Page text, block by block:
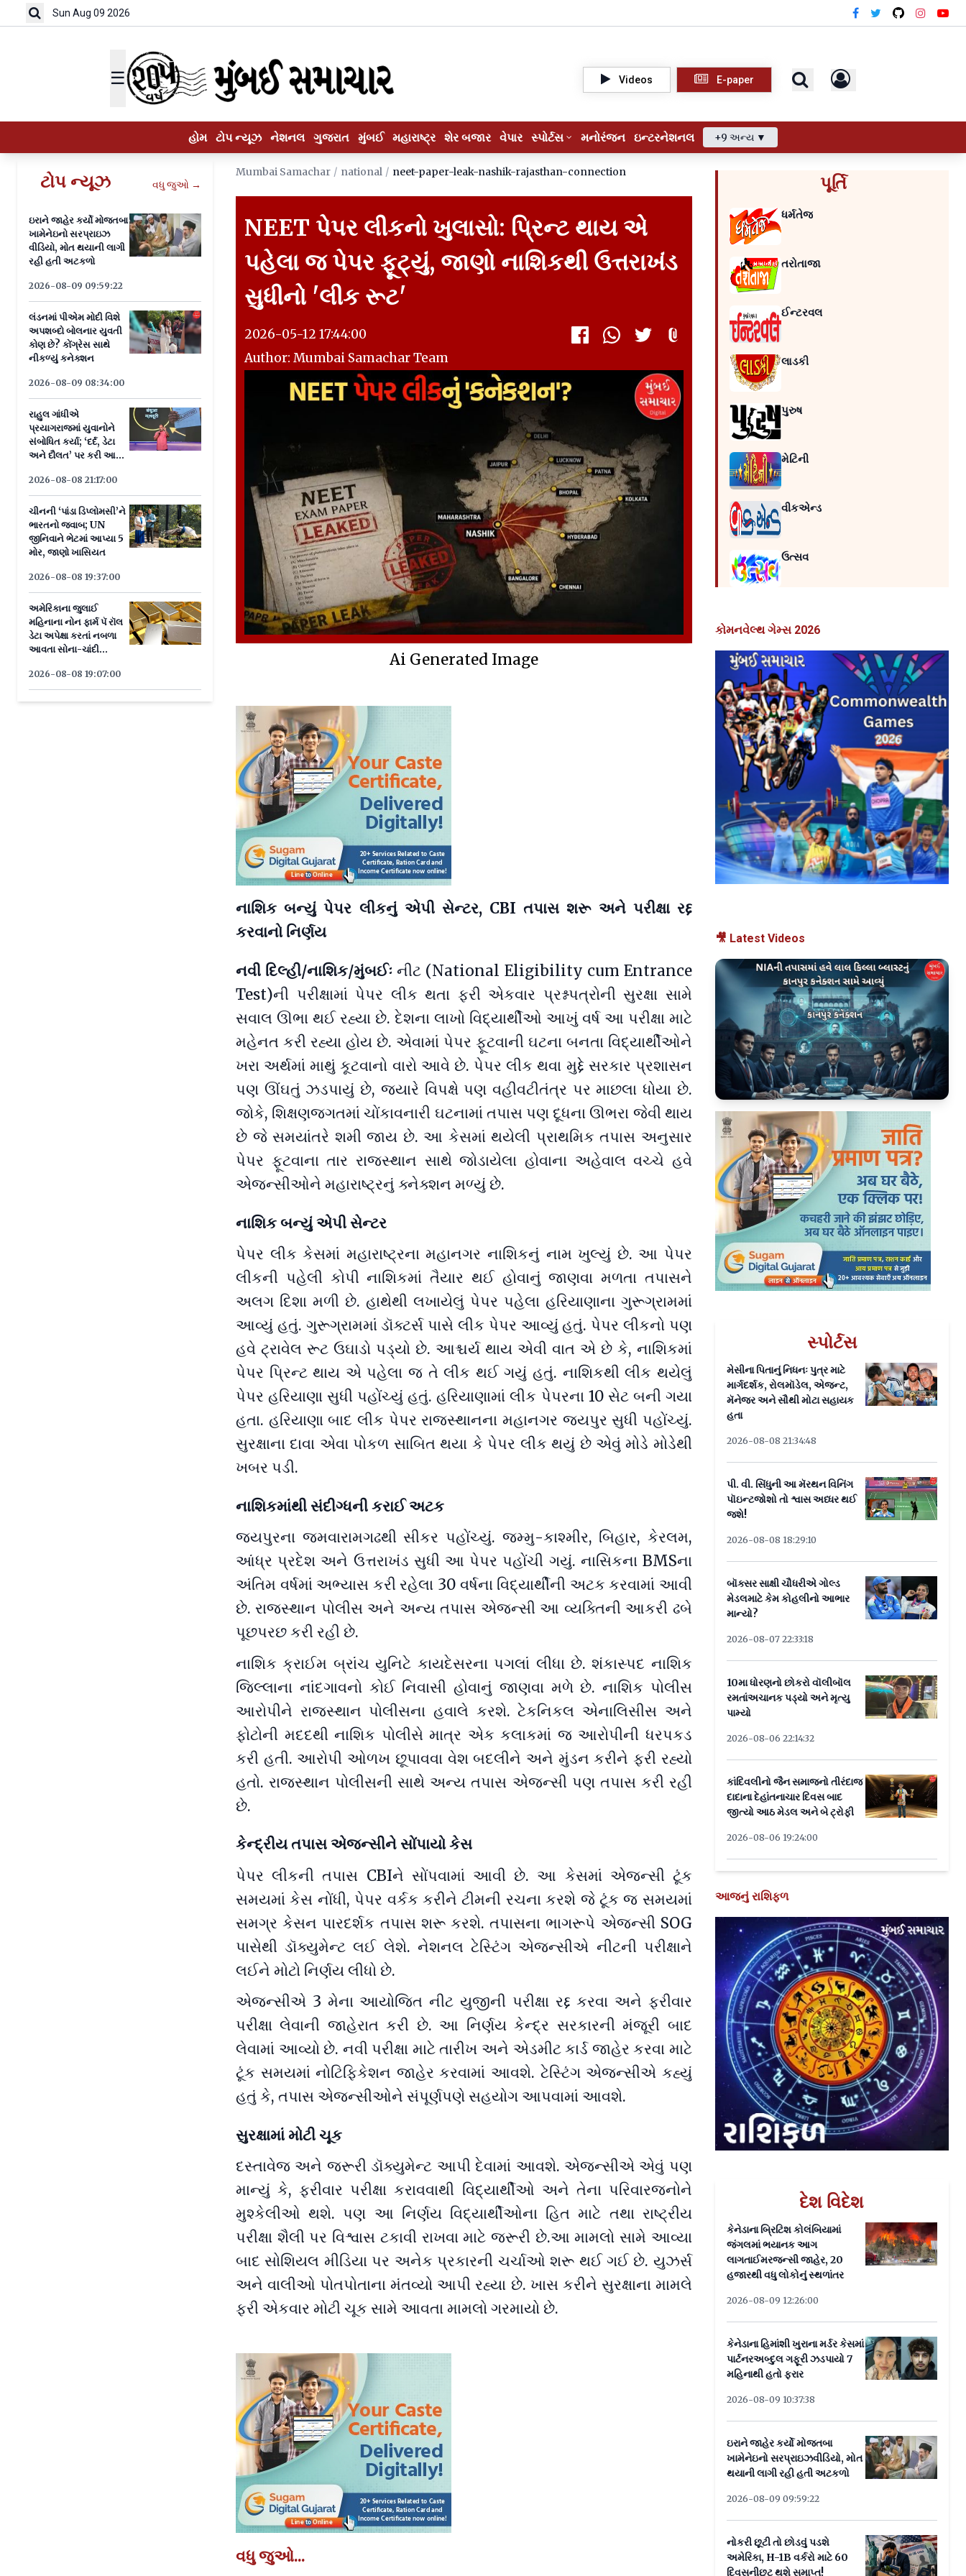
Sun Aug 09 2026
☰ Videos E-paper
હોમ ટોપ ન્યૂઝ નેશનલ ગુજરાત મુંબઈ મહારાષ્ટ્ર શેર બજાર વેપાર સ્પોર્ટસ મનોરંજન ઇન્ટરનેશનલ +9 અન્ય ▼
ટોપ ન્યૂઝ વધુ જુઓ →
ઇરાને જાહેર કર્યો મોજતબા
ખામેનેઇનો સરપ્રાઇઝ
વીડિયો, મોત થયાની લાગી
રહી હતી અટકળો
2026-08-09 09:59:22
લંડનમાં પીએમ મોદી વિશે
અપશબ્દો બોલનાર યુવતી
કોણ છે? કોંગ્રેસ સાથે
નીકળ્યું કનેક્શન
2026-08-09 08:34:00
રાહુલ ગાંધીએ
પ્રયાગરાજમાં યુવાનોને
સંબોધિત કર્યા; ‘દર્દ, ડેટા
અને દૌલત’ પર કરી આ
2026-08-08 21:17:00
ચીનની ‘પાંડા ડિપ્લોમસી’ને
ભારતનો જવાબ; UN
જીનિવાને ભેટમાં આપ્યા 5
મોર, જાણો ખાસિયત
2026-08-08 19:37:00
અમેરિકાના જુલાઈ
મહિનાના નોન ફાર્મ પૅ રૉલ
ડેટા અપેક્ષા કરતાં નબળા
આવતા સોના-ચાંદી
2026-08-08 19:07:00
Mumbai Samachar / national / neet-paper-leak-nashik-rajasthan-connection
NEET પેપર લીકનો ખુલાસો: પ્રિન્ટ થાય એ
પહેલા જ પેપર ફૂટ્યું, જાણો નાશિકથી ઉત્તરાખંડ
સુધીનો 'લીક રૂટ'
2026-05-12 17:44:00
Author: Mumbai Samachar Team
Ai Generated Image
નાશિક બન્યું પેપર લીકનું એપી સેન્ટર, CBI તપાસ શરૂ અને પરીક્ષા રદ્દ
કરવાનો નિર્ણય
નવી દિલ્હી/નાશિક/મુંબઈઃ નીટ (National Eligibility cum Entrance
Test)ની પરીક્ષામાં પેપર લીક થતા ફરી એકવાર પ્રશ્નપત્રોની સુરક્ષા સામે
સવાલ ઊભા થઈ રહ્યા છે. દેશના લાખો વિદ્યાર્થીઓ આખું વર્ષ આ પરીક્ષા માટે
મહેનત કરી રહ્યા હોય છે. એવામાં પેપર ફૂટવાની ઘટના બનતા વિદ્યાર્થીઓને
ખરા અર્થમાં માથું કૂટવાનો વારો આવે છે. પેપર લીક થવા મુદ્દે સરકાર પ્રશાસન
પણ ઊંઘતું ઝડપાયું છે, જ્યારે વિપક્ષે પણ વહીવટીતંત્ર પર માછલા ધોયા છે.
જોકે, શિક્ષણજગતમાં ચોંકાવનારી ઘટનામાં તપાસ પણ દૂધના ઊભરા જેવી થાય
છે જે સમયાંતરે શમી જાય છે. આ કેસમાં થયેલી પ્રાથમિક તપાસ અનુસાર
પેપર ફૂટવાના તાર રાજસ્થાન સાથે જોડાયેલા હોવાના અહેવાલ વચ્ચે હવે
એજન્સીઓને મહારાષ્ટ્રનું ક્નેક્શન મળ્યું છે.
નાશિક બન્યું એપી સેન્ટર
પેપર લીક કેસમાં મહારાષ્ટ્રના મહાનગર નાશિકનું નામ ખુલ્યું છે. આ પેપર
લીકની પહેલી કોપી નાશિકમાં તૈયાર થઈ હોવાનું જાણવા મળતા તપાસને
અલગ દિશા મળી છે. હાથેથી લખાયેલું પેપર પહેલા હરિયાણાના ગુરૂગ્રામમાં
આવ્યું હતું. ગુરૂગ્રામમાં ડૉક્ટર્સ પાસે લીક પેપર આવ્યું હતું. પેપર લીકનો પણ
હવે ટ્રાવેલ રૂટ ઉઘાડો પડ્યો છે. આશ્ચર્ય થાય એવી વાત એ છે કે, નાશિકમાં
પેપર પ્રિન્ટ થાય એ પહેલા જ તે લીક થઈ ગયું હતું. નાશિકથી લીક થયેલું
પેપર હરિયાણા સુધી પહોંચ્યું હતું. હરિયાણામાં લીક પેપરના 10 સેટ બની ગયા
હતા. હરિયાણા બાદ લીક પેપર રાજસ્થાનના મહાનગર જયપુર સુધી પહોંચ્યું.
સુરક્ષાના દાવા એવા પોકળ સાબિત થયા કે પેપર લીક થયું છે એવું મોડે મોડેથી
ખબર પડી.
નાશિકમાંથી સંદીગ્ધની કરાઈ અટક
જયપુરના જમવારામગઢથી સીકર પહોંચ્યું. જમ્મુ-કાશ્મીર, બિહાર, કેરલમ,
આંધ્ર પ્રદેશ અને ઉત્તરાખંડ સુધી આ પેપર પહોંચી ગયું. નાસિકના BMSના
અંતિમ વર્ષમાં અભ્યાસ કરી રહેલા 30 વર્ષના વિદ્યાર્થીની અટક કરવામાં આવી
છે. રાજસ્થાન પોલીસ અને અન્ય તપાસ એજન્સી આ વ્યક્તિની આકરી ઢબે
પૂછપરછ કરી રહી છે.
નાશિક ક્રાઈમ બ્રાંચ યુનિટે કાયદેસરના પગલાં લીધા છે. શંકાસ્પદ નાશિક
જિલ્લાના નાંદગાવનો કોઈ નિવાસી હોવાનું જાણવા મળે છે. નાશિક પોલીસ
આરોપીને રાજસ્થાન પોલીસના હવાલે કરશે. ટેકનિકલ એનાલિસીસ અને
ફોટોની મદદથી નાશિક પોલીસે માત્ર એક કલાકમાં જ આરોપીની ધરપકડ
કરી હતી. આરોપી ઓળખ છૂપાવવા વેશ બદલીને અને મુંડન કરીને ફરી રહ્યો
હતો. રાજસ્થાન પોલીસની સાથે અન્ય તપાસ એજન્સી પણ તપાસ કરી રહી
છે.
કેન્દ્રીય તપાસ એજન્સીને સોંપાયો કેસ
પેપર લીકની તપાસ CBIને સોંપવામાં આવી છે. આ કેસમાં એજન્સી ટૂંક
સમયમાં કેસ નોંધી, પેપર વર્કક કરીને ટીમની રચના કરશે જે ટૂંક જ સમયમાં
સમગ્ર કેસન પારદર્શક તપાસ શરૂ કરશે. તપાસના ભાગરૂપે એજન્સી SOG
પાસેથી ડૉક્યુમેન્ટ લઈ લેશે. નેશનલ ટેસ્ટિંગ એજન્સીએ નીટની પરીક્ષાને
લઈને મોટો નિર્ણય લીધો છે.
એજન્સીએ 3 મેના આયોજિત નીટ યુજીની પરીક્ષા રદ્દ કરવા અને ફરીવાર
પરીક્ષા લેવાની જાહેરાત કરી છે. આ નિર્ણય કેન્દ્ર સરકારની મંજૂરી બાદ
લેવામાં આવ્યો છે. નવી પરીક્ષા માટે તારીખ અને એડમીટ કાર્ડ જાહેર કરવા માટે
ટૂંક સમયમાં નોટિફિકેશન જાહેર કરવામાં આવશે. ટેસ્ટિંગ એજન્સીએ કહ્યું
હતું કે, તપાસ એજન્સીઓને સંપૂર્ણપણે સહયોગ આપવામાં આવશે.
સુરક્ષામાં મોટી ચૂક
દસ્તાવેજ અને જરૂરી ડૉક્યુમેન્ટ આપી દેવામાં આવશે. એજન્સીએ એવું પણ
માન્યું કે, ફરીવાર પરીક્ષા કરાવવાથી વિદ્યાર્થીઓ અને તેના પરિવારજનોને
મુશ્કેલીઓ થશે. પણ આ નિર્ણય વિદ્યાર્થીઓના હિત માટે તથા રાષ્ટ્રીય
પરીક્ષા શૈલી પર વિશ્વાસ ટકાવી રાખવા માટે જરૂરી છે.આ મામલો સામે આવ્યા
બાદ સોશિયલ મીડિયા પર અનેક પ્રકારની ચર્ચાઓ શરૂ થઈ ગઈ છે. યુઝર્સ
અને વાલીઓ પોતપોતાના મંતવ્યો આપી રહ્યા છે. ખાસ કરીને સુરક્ષાના મામલે
ફરી એકવાર મોટી ચૂક સામે આવતા મામલો ગરમાયો છે.
વધુ જુઓ...
પૂર્તિ
ધર્મતેજ
તરોતાજા
ઈન્ટરવલ
લાડકી
પુરુષ
મેટિની
વીકએન્ડ
ઉત્સવ
કોમનવેલ્થ ગેમ્સ 2026
🎥 Latest Videos
▶
સ્પોર્ટસ
મેસીના પિતાનું નિધનઃ પુત્ર માટે
માર્ગદર્શક, રોલમૉડેલ, એજન્ટ,
મૅનેજર અને સૌથી મોટા સહાયક
હતા
2026-08-08 21:34:48
પી. વી. સિંધુની આ મૅરથન વિનિંગ
પૉઇન્ટજોશો તો શ્વાસ અધ્ધર થઈ
જશે!
2026-08-08 18:29:10
બૉક્સર સાક્ષી ચૌધરીએ ગોલ્ડ
મેડલમાટે કેમ કોહલીનો આભાર
માન્યો?
2026-08-07 22:33:18
10મા ધોરણનો છોકરો વૉલીબૉલ
રમતાંઅચાનક પડ્યો અને મૃત્યુ
પામ્યો
2026-08-06 22:14:32
કાંદિવલીનો જૈન સમાજનો તીરંદાજ
દાદાના દેહાંતનાચાર દિવસ બાદ
જીત્યો આઠ મેડલ અને બે ટ્રોફી
2026-08-06 19:24:00
આજનું રાશિફળ
દેશ વિદેશ
કેનેડાના બ્રિટિશ કોલંબિયામાં
જંગલમાં ભયાનક આગ
લાગતાઈમરજન્સી જાહેર, 20
હજારથી વધુ લોકોનું સ્થળાંતર
2026-08-09 12:26:00
કેનેડાના હિમાંશી ખુરાના મર્ડર કેસમાં
પાર્ટનરઅબ્દુલ ગફૂરી ઝડપાયો 7
મહિનાથી હતો ફરાર
2026-08-09 10:37:38
ઇરાને જાહેર કર્યો મોજતબા
ખામેનેઇનો સરપ્રાઇઝવીડિયો, મોત
થયાની લાગી રહી હતી અટકળો
2026-08-09 09:59:22
નોકરી છૂટી તો છોડવું પડશે
અમેરિકા, H-1B વર્કરો માટે 60
દિવસનીછૂટ થશે સમાપ્ત!